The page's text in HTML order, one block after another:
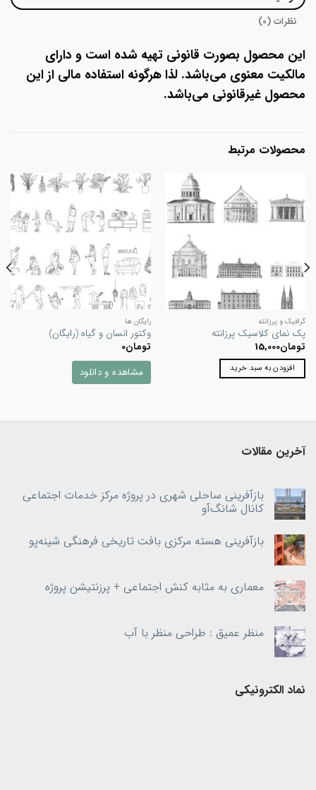
نظرات (0)
این محصول بصورت قانونی تهیه شده است و دارای
مالکیت معنوی می‌باشد. لذا هرگونه استفاده مالی از این
محصول غیرقانونی می‌باشد.
محصولات مرتبط
گرافیک و پرزانته
پک نمای کلاسیک پرزانته
تومان15,000
افزودن به سبد خرید
رایگان ها
وکتور انسان و گیاه (رایگان)
تومان0
مشاهده و دانلود
آخرین مقالات
بازآفرینی ساحلی شهری در پروژه مرکز خدمات اجتماعی
کانال شانگ‌آو
بازآفرینی هسته‌ مرکزی بافت تاریخی فرهنگی شینه‌پو
معماری به‌ مثابه کنش اجتماعی + پرزنتیشن پروژه
منظر عمیق : طراحی منظر با آب
نماد الکترونیکی